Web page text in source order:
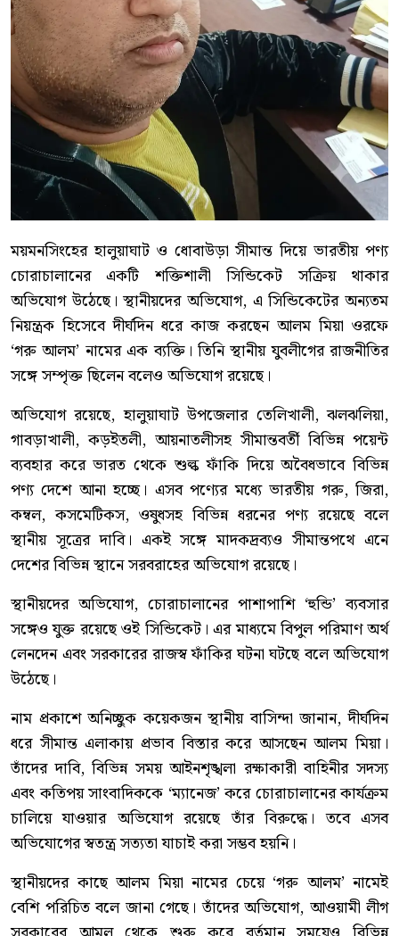
ময়মনসিংহের হালুয়াঘাট ও ধোবাউড়া সীমান্ত দিয়ে ভারতীয় পণ্য
চোরাচালানের একটি শক্তিশালী সিন্ডিকেট সক্রিয় থাকার
অভিযোগ উঠেছে। স্থানীয়দের অভিযোগ, এ সিন্ডিকেটের অন্যতম
নিয়ন্ত্রক হিসেবে দীর্ঘদিন ধরে কাজ করছেন আলম মিয়া ওরফে
‘গরু আলম’ নামের এক ব্যক্তি। তিনি স্থানীয় যুবলীগের রাজনীতির
সঙ্গে সম্পৃক্ত ছিলেন বলেও অভিযোগ রয়েছে।
অভিযোগ রয়েছে, হালুয়াঘাট উপজেলার তেলিখালী, ঝলঝলিয়া,
গাবড়াখালী, কড়ইতলী, আয়নাতলীসহ সীমান্তবর্তী বিভিন্ন পয়েন্ট
ব্যবহার করে ভারত থেকে শুল্ক ফাঁকি দিয়ে অবৈধভাবে বিভিন্ন
পণ্য দেশে আনা হচ্ছে। এসব পণ্যের মধ্যে ভারতীয় গরু, জিরা,
কম্বল, কসমেটিকস, ওষুধসহ বিভিন্ন ধরনের পণ্য রয়েছে বলে
স্থানীয় সূত্রের দাবি। একই সঙ্গে মাদকদ্রব্যও সীমান্তপথে এনে
দেশের বিভিন্ন স্থানে সরবরাহের অভিযোগ রয়েছে।
স্থানীয়দের অভিযোগ, চোরাচালানের পাশাপাশি ‘হুন্ডি’ ব্যবসার
সঙ্গেও যুক্ত রয়েছে ওই সিন্ডিকেট। এর মাধ্যমে বিপুল পরিমাণ অর্থ
লেনদেন এবং সরকারের রাজস্ব ফাঁকির ঘটনা ঘটছে বলে অভিযোগ
উঠেছে।
নাম প্রকাশে অনিচ্ছুক কয়েকজন স্থানীয় বাসিন্দা জানান, দীর্ঘদিন
ধরে সীমান্ত এলাকায় প্রভাব বিস্তার করে আসছেন আলম মিয়া।
তাঁদের দাবি, বিভিন্ন সময় আইনশৃঙ্খলা রক্ষাকারী বাহিনীর সদস্য
এবং কতিপয় সাংবাদিককে ‘ম্যানেজ’ করে চোরাচালানের কার্যক্রম
চালিয়ে যাওয়ার অভিযোগ রয়েছে তাঁর বিরুদ্ধে। তবে এসব
অভিযোগের স্বতন্ত্র সত্যতা যাচাই করা সম্ভব হয়নি।
স্থানীয়দের কাছে আলম মিয়া নামের চেয়ে ‘গরু আলম’ নামেই
বেশি পরিচিত বলে জানা গেছে। তাঁদের অভিযোগ, আওয়ামী লীগ